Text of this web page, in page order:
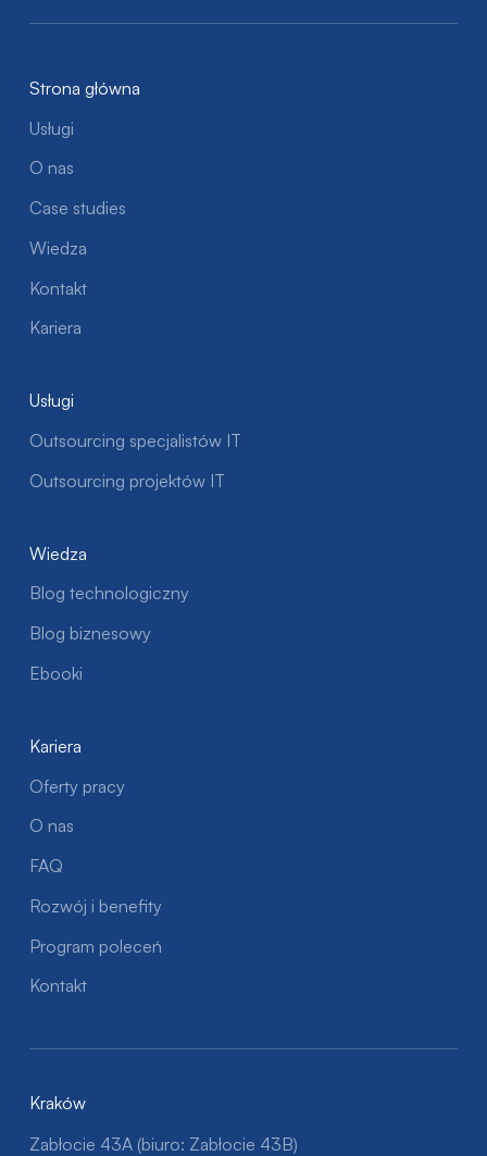
Strona główna
Usługi
O nas
Case studies
Wiedza
Kontakt
Kariera
Usługi
Outsourcing specjalistów IT
Outsourcing projektów IT
Wiedza
Blog technologiczny
Blog biznesowy
Ebooki
Kariera
Oferty pracy
O nas
FAQ
Rozwój i benefity
Program poleceń
Kontakt
Kraków
Zabłocie 43A (biuro: Zabłocie 43B)